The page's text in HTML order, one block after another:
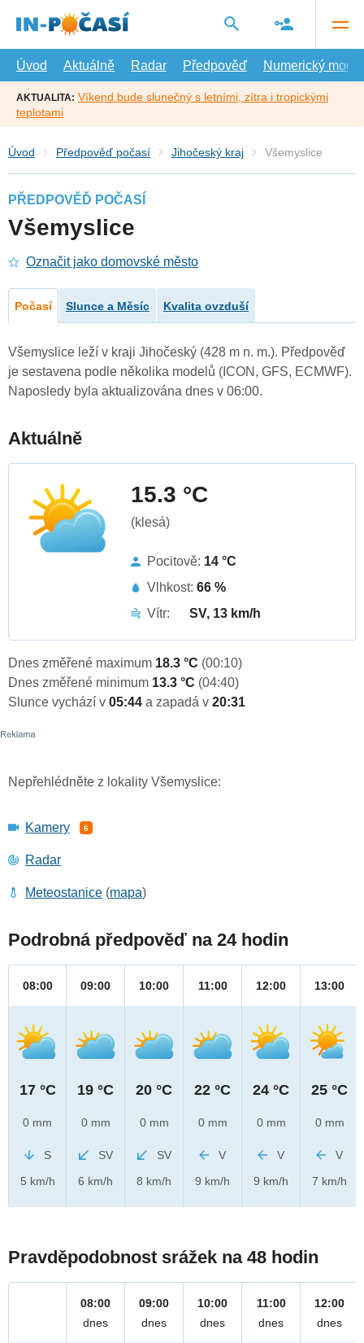
hlavní
Úvod
Aktuálně Radar Předpověď Numerický model
AKTUALITA: Víkend bude slunečný s letními, zítra i tropickými
teplotami
Úvod Předpověď počasí Jihočeský kraj Všemyslice
PŘEDPOVĚĎ POČASÍ
Všemyslice
Označit jako domovské město
Počasí Slunce a Měsíc Kvalita ovzduší
Všemyslice leží v kraji Jihočeský (428 m n. m.). Předpověď
je sestavena podle několika modelů (ICON, GFS, ECMWF).
Naposledy byla aktualizována dnes v 06:00.
Aktuálně
15.3 °C
(klesá)
Pocitově: 14 °C
Vlhkost: 66 %
Vítr:
SV, 13 km/h
Dnes změřené maximum 18.3 °C (00:10)
Dnes změřené minimum 13.3 °C (04:40)
Slunce vychází v 05:44 a zapadá v 20:31
Nepřehlédněte z lokality Všemyslice:
Kamery 6
Radar
Meteostanice (mapa)
Podrobná předpověď na 24 hodin
08:00
17 °C
0 mm
S
5 km/h
09:00
19 °C
0 mm
SV
6 km/h
10:00
20 °C
0 mm
SV
8 km/h
11:00
22 °C
0 mm
V
9 km/h
12:00
24 °C
0 mm
V
9 km/h
13:00
25 °C
0 mm
V
7 km/h
Pravděpodobnost srážek na 48 hodin
08:00
dnes
09:00
dnes
10:00
dnes
11:00
dnes
12:00
dnes